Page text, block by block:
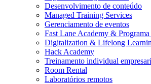
Desenvolvimento de conteúdo
Managed Training Services
Gerenciamento de eventos
Fast Lane Academy & Programa
Digitalization & Lifelong
Hack Academy
Treinamento individual
Room Rental
Laboratórios remotos